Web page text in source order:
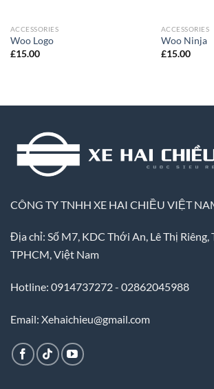
ACCESSORIES
Woo Logo
£15.00
ACCESSORIES
Woo Ninja
£15.00
CÔNG TY TNHH XE HAI CHIỀU VIỆT
Địa chỉ: Số M7, KDC Thới An, Lê Thị
TPHCM, Việt Nam
Hotline: 0914737272 - 02862045988
Email: Xehaichieu@gmail.com